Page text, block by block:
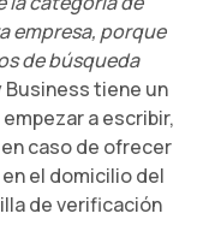
empresa, porque
de búsqueda
tiene un
a escribir,
caso de ofrecer
el domicilio del
de verificación